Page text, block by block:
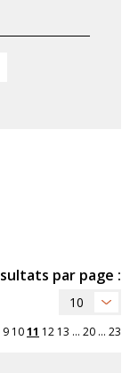
par page :
10
9 1011 12 13 ... 20 ... 23